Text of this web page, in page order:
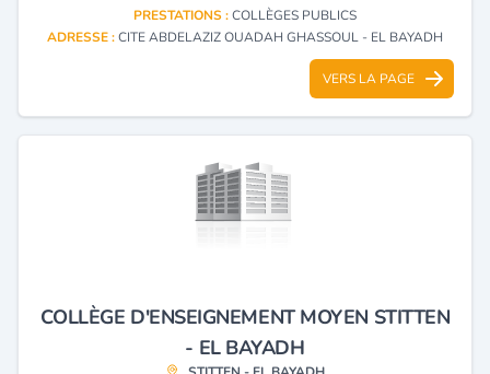
PRESTATIONS :COLLÈGES PUBLICS
ADRESSE :CITE ABDELAZIZ OUADAH GHASSOUL - EL BAYADH
VERS LA PAGE
COLLÈGE D'ENSEIGNEMENT MOYEN STITTEN
- EL BAYADH